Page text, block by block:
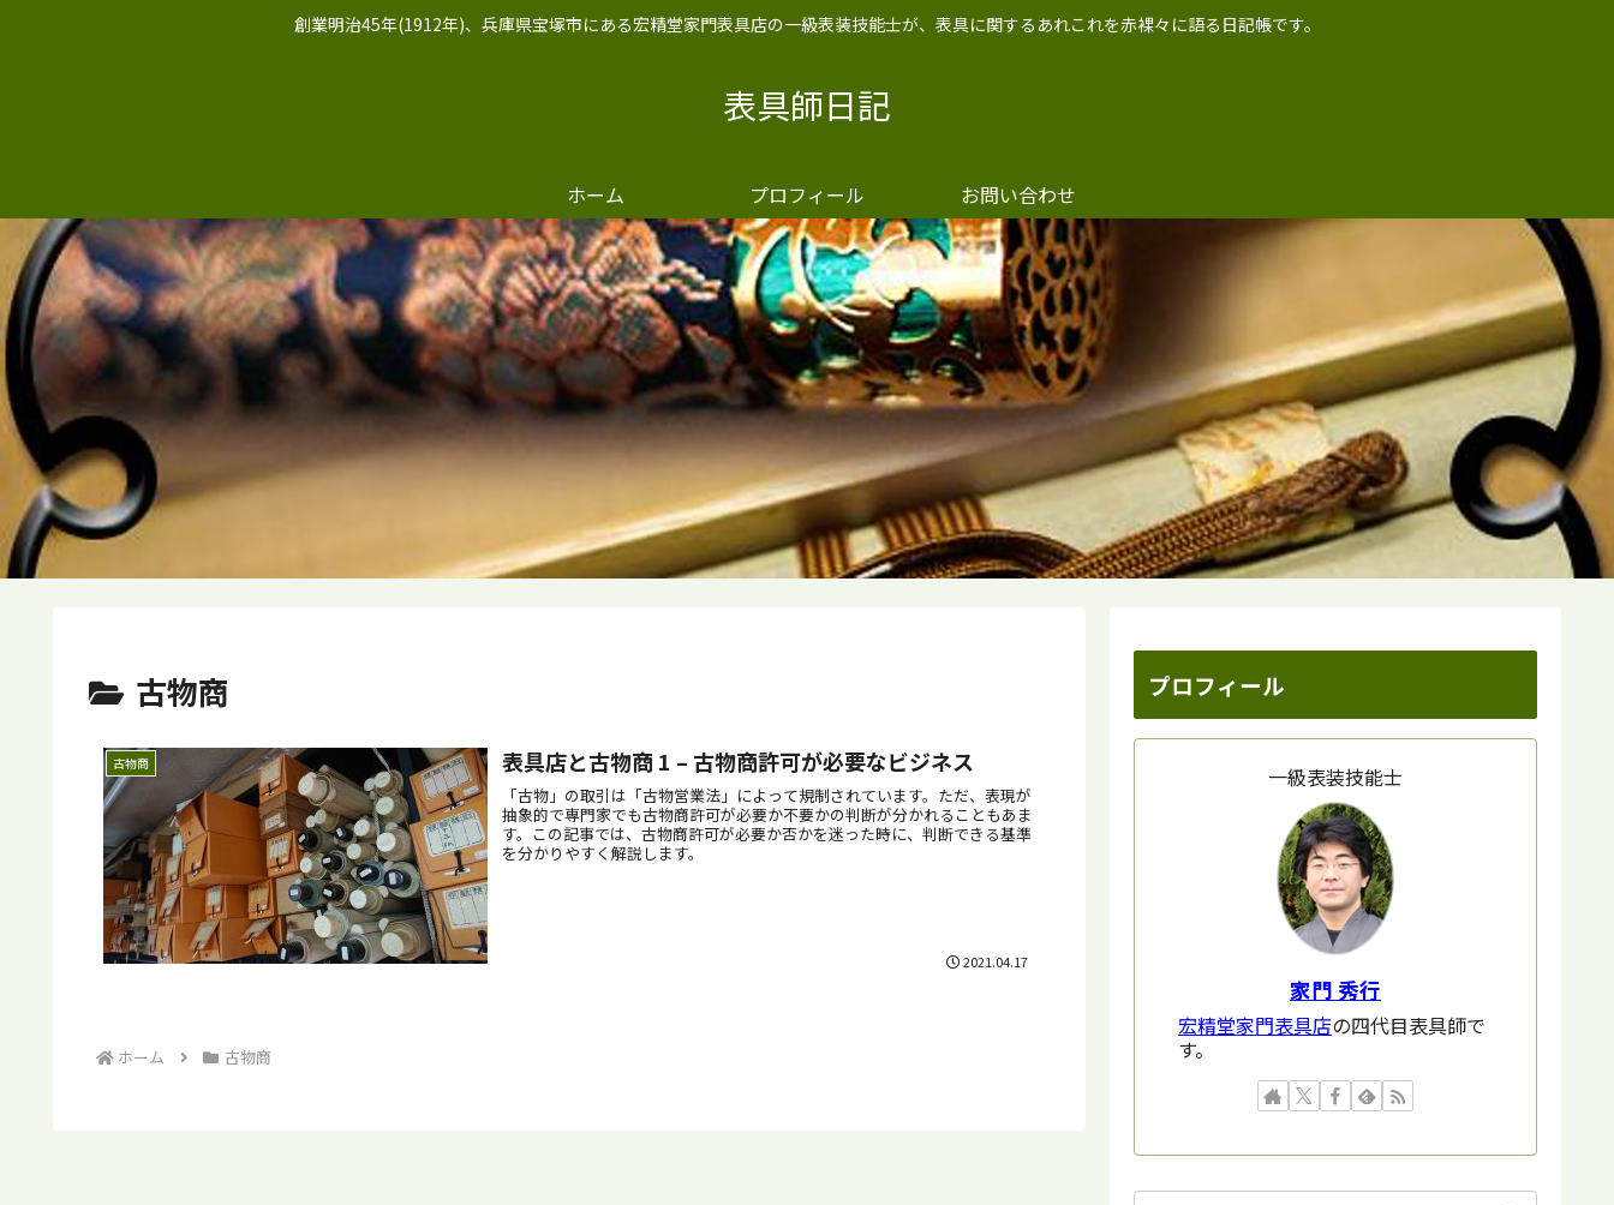
創業明治45年(1912年)、兵庫県宝塚市にある宏精堂家門表具店の一級表装技能士が、表具に関するあれこれを赤裸々に語る日記帳です。
表具師日記
ホーム プロフィール お問い合わせ
古物商
古物商 表具店と古物商 1 – 古物商許可が必要なビジネス
「古物」の取引は「古物営業法」によって規制されています。ただ、表現が
抽象的で専門家でも古物商許可が必要か不要かの判断が分かれることもあま
す。この記事では、古物商許可が必要か否かを迷った時に、判断できる基準
を分かりやすく解説します。
2021.04.17
ホーム 古物商
プロフィール
一級表装技能士
家門 秀行
宏精堂家門表具店の四代目表具師で
す。